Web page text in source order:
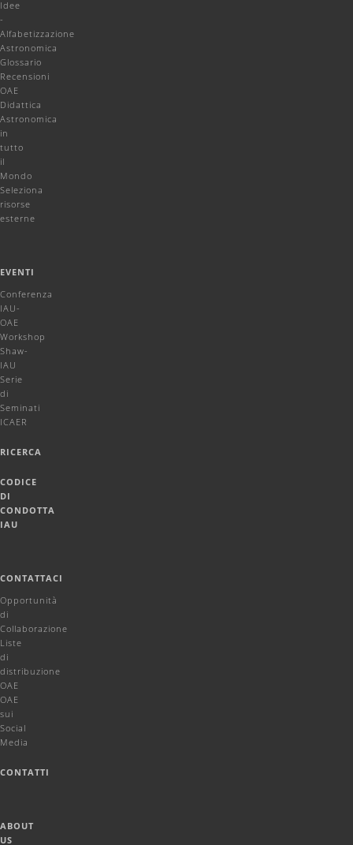
Idee
-
Alfabetizzazione
Astronomica
Glossario
Recensioni
OAE
Didattica
Astronomica
in
tutto
il
Mondo
Seleziona
risorse
esterne
EVENTI
Conferenza
IAU-
OAE
Workshop
Shaw-
IAU
Serie
di
Seminati
ICAER
RICERCA
CODICE
DI
CONDOTTA
IAU
CONTATTACI
Opportunità
di
Collaborazione
Liste
di
distribuzione
OAE
OAE
sui
Social
Media
CONTATTI
ABOUT
US